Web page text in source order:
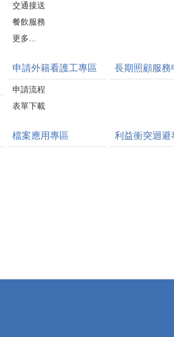
交通接送
餐飲服務
更多...
申請外籍看護工專區
申請流程
表單下載
長期照顧服務
檔案應用專區 利益衝突迴避